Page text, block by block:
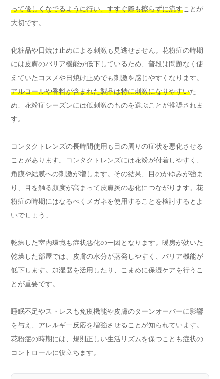
って優しくなでるように行い、すすぐ際も擦らずに流すことが
大切です。
化粧品や日焼け止めによる刺激も見逃せません。花粉症の時期
には皮膚のバリア機能が低下しているため、普段は問題なく使
えていたコスメや日焼け止めでも刺激を感じやすくなります。
アルコールや香料が含まれた製品は特に刺激になりやすいた
め、花粉症シーズンには低刺激のものを選ぶことが推奨されま
す。
コンタクトレンズの長時間使用も目の周りの症状を悪化させる
ことがあります。コンタクトレンズには花粉が付着しやすく、
角膜や結膜への刺激が増します。その結果、目のかゆみが強ま
り、目を触る頻度が高まって皮膚炎の悪化につながります。花
粉症の時期にはなるべくメガネを使用することを検討するとよ
いでしょう。
乾燥した室内環境も症状悪化の一因となります。暖房が効いた
乾燥した部屋では、皮膚の水分が蒸発しやすく、バリア機能が
低下します。加湿器を活用したり、こまめに保湿ケアを行うこ
とが重要です。
睡眠不足やストレスも免疫機能や皮膚のターンオーバーに影響
を与え、アレルギー反応を増強させることが知られています。
花粉症の時期には、規則正しい生活リズムを保つことも症状の
コントロールに役立ちます。